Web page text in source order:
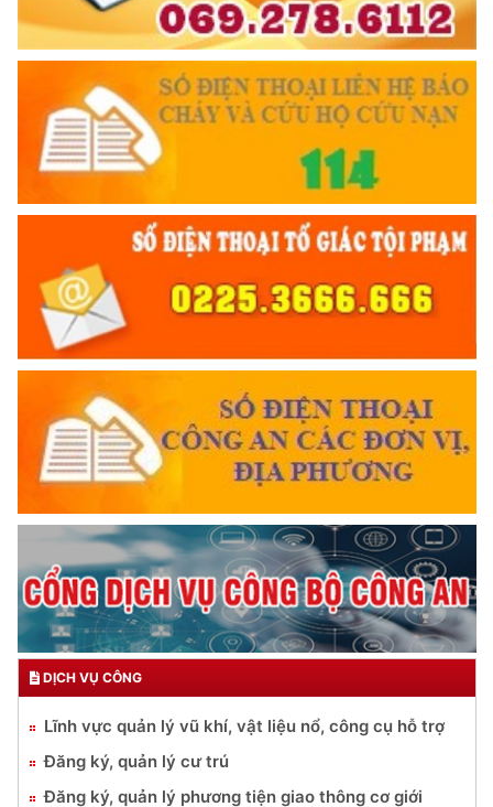
DỊCH VỤ CÔNG
Lĩnh vực quản lý vũ khí, vật liệu nổ, công cụ hỗ trợ
Đăng ký, quản lý cư trú
Đăng ký, quản lý phương tiện giao thông cơ giới